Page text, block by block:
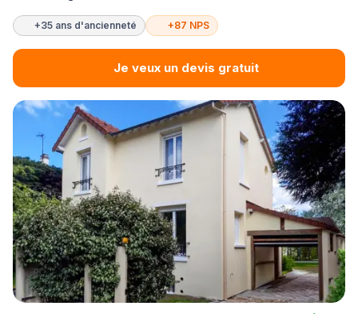
+35 ans d'ancienneté +87 NPS
Je veux un devis gratuit